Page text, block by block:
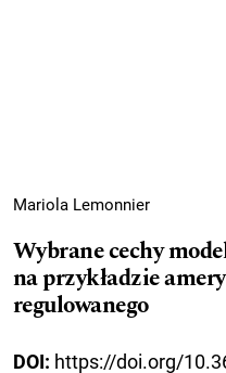
Mariola Lemonnier
Wybrane cechy
na przykładzie
regulowanego
DOI: https://doi.org/